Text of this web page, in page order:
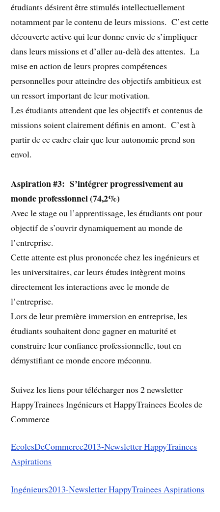
étudiants désirent être stimulés intellectuellement
notamment par le contenu de leurs missions. C’est cette
découverte active qui leur donne envie de s’impliquer
dans leurs missions et d’aller au-delà des attentes. La
mise en action de leurs propres compétences
personnelles pour atteindre des objectifs ambitieux est
un ressort important de leur motivation.
Les étudiants attendent que les objectifs et contenus de
missions soient clairement définis en amont. C’est à
partir de ce cadre clair que leur autonomie prend son
envol.
Aspiration #3: S’intégrer progressivement au
monde professionnel (74,2%)
Avec le stage ou l’apprentissage, les étudiants ont pour
objectif de s’ouvrir dynamiquement au monde de
l’entreprise.
Cette attente est plus prononcée chez les ingénieurs et
les universitaires, car leurs études intègrent moins
directement les interactions avec le monde de
l’entreprise.
Lors de leur première immersion en entreprise, les
étudiants souhaitent donc gagner en maturité et
construire leur confiance professionnelle, tout en
démystifiant ce monde encore méconnu.
Suivez les liens pour télécharger nos 2 newsletter
HappyTrainees Ingénieurs et HappyTrainees Ecoles de
Commerce
EcolesDeCommerce2013-Newsletter HappyTrainees
Aspirations
Ingénieurs2013-Newsletter HappyTrainees Aspirations